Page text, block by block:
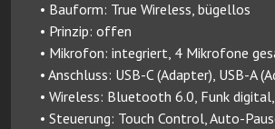
• Bauform: True Wireless, bügellos
• Prinzip: offen
• Mikrofon: integriert, 4 Mikrofone
• Anschluss: USB-C (Adapter), USB-A
• Wireless: Bluetooth 6.0, Funk
• Steuerung: Touch Control, Auto-